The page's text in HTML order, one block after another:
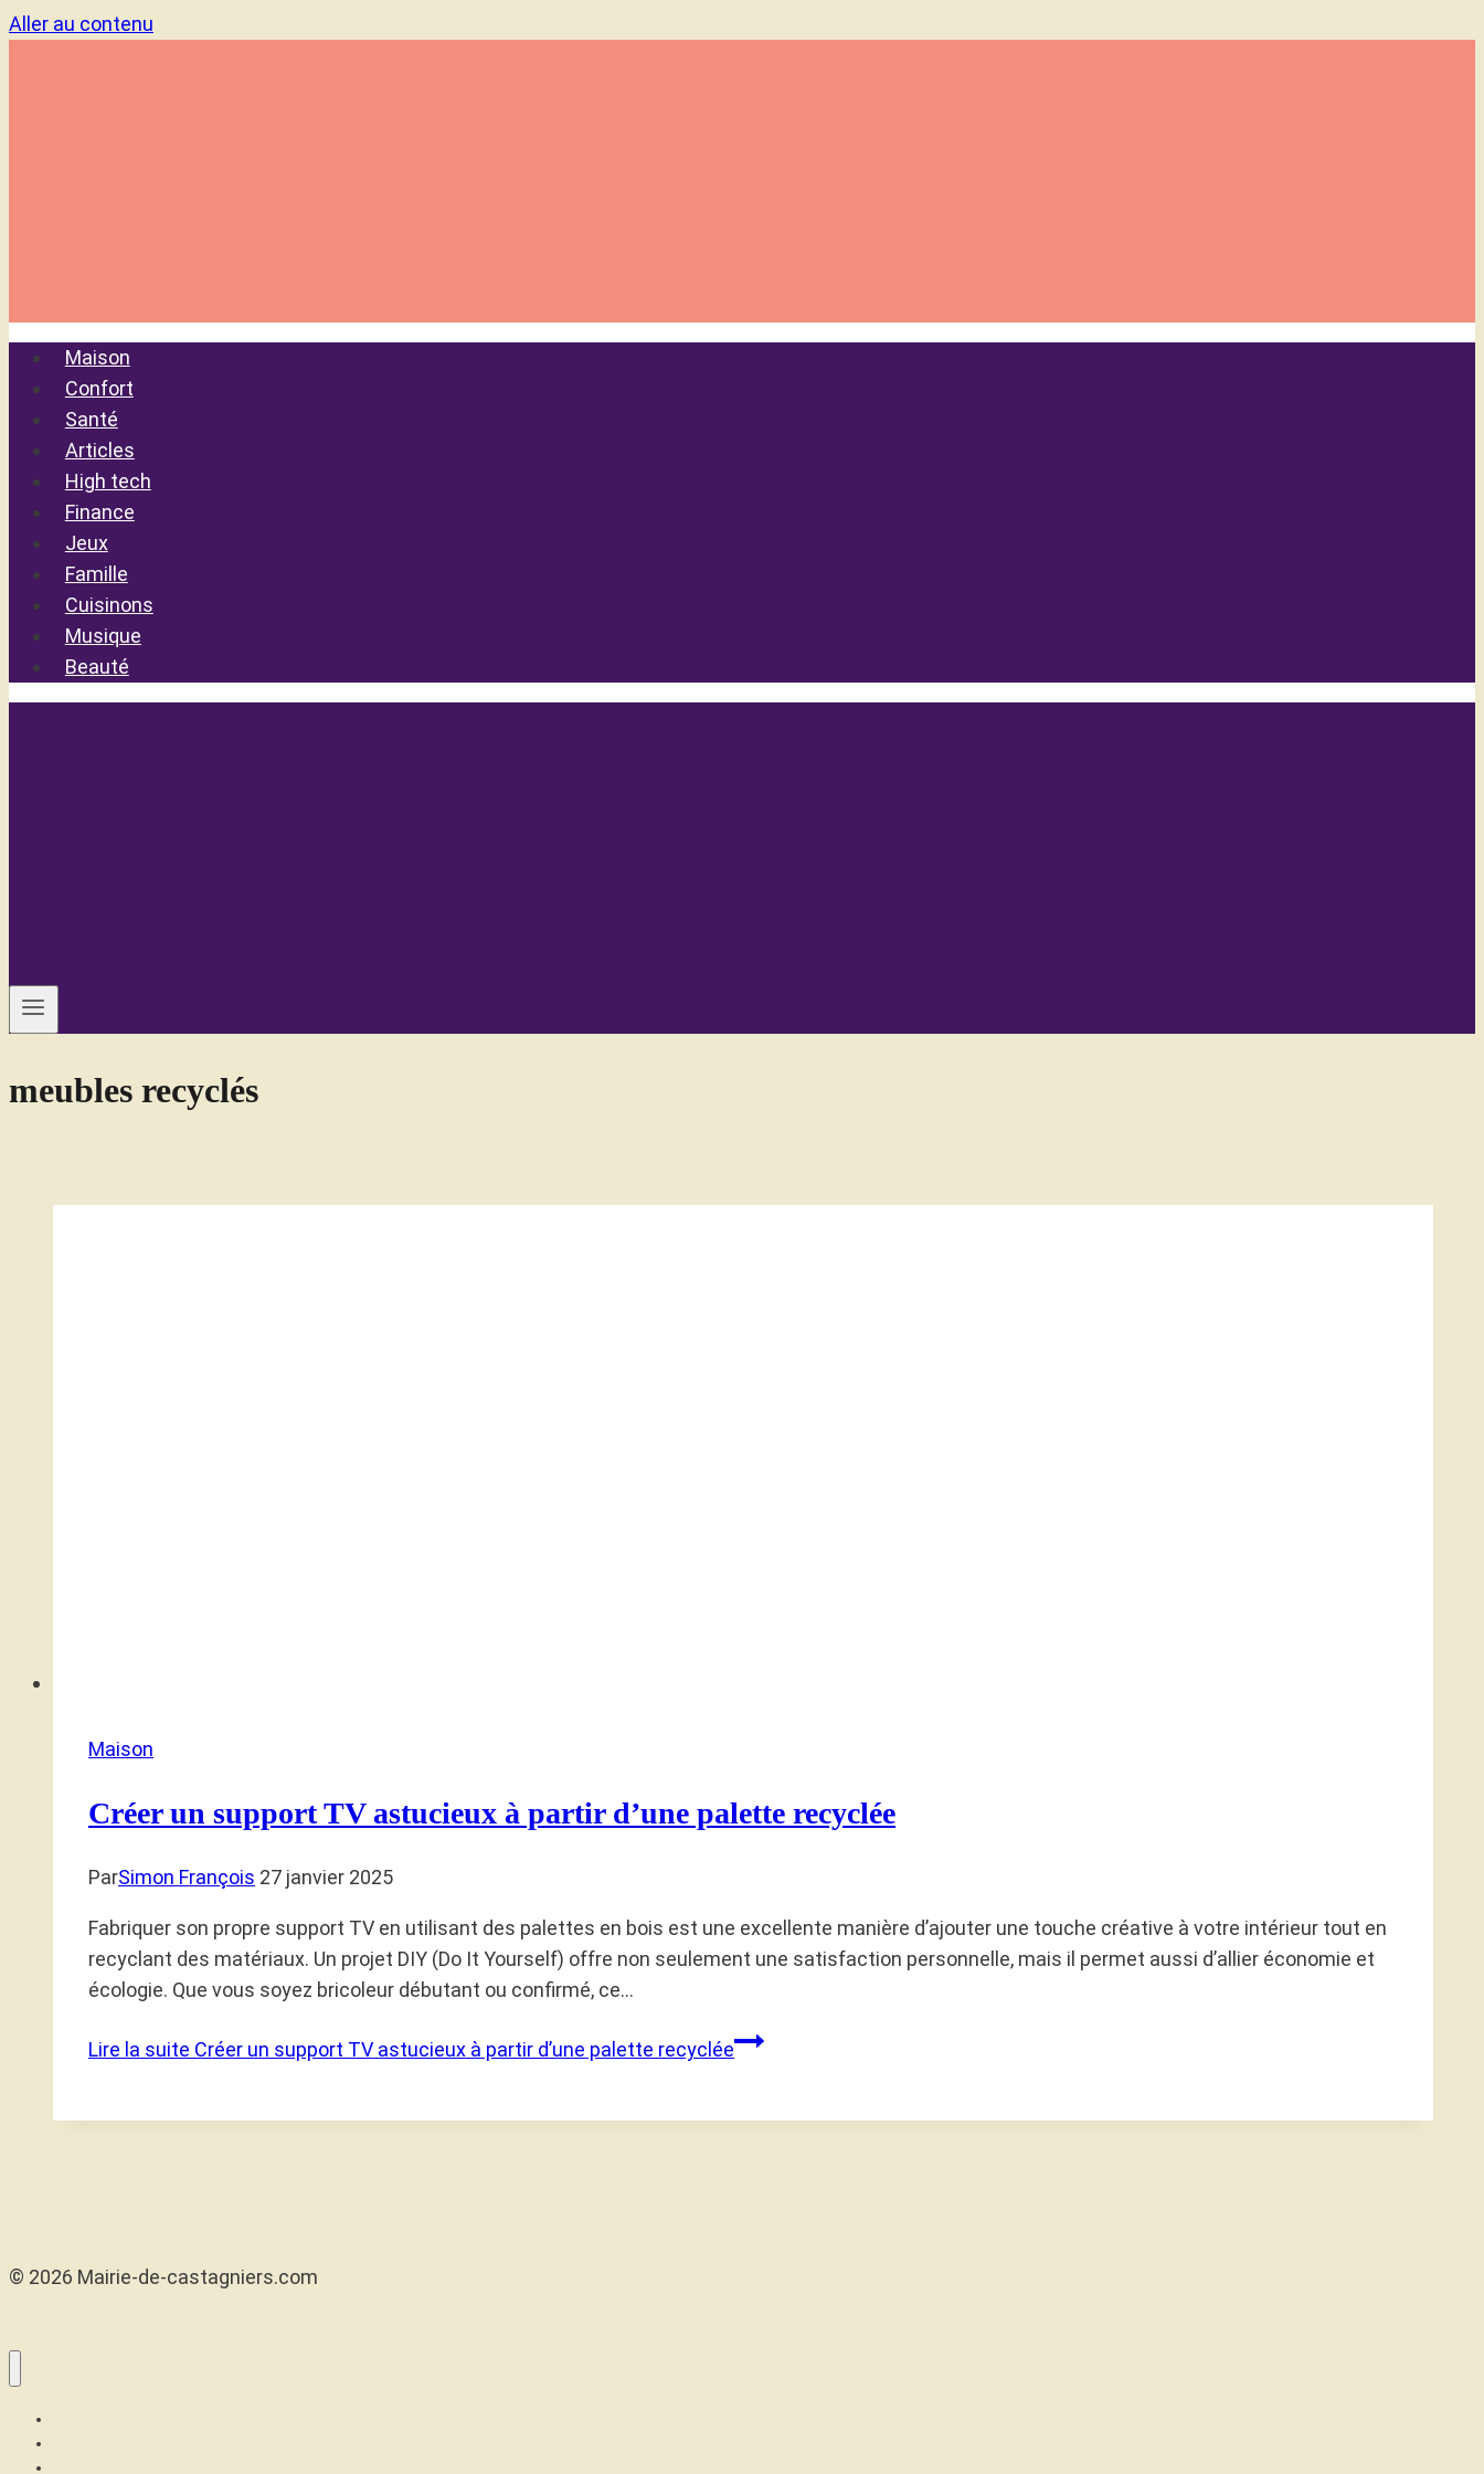
Aller au contenu
Maison
Confort
Santé
Articles
High tech
Finance
Jeux
Famille
Cuisinons
Musique
Beauté
meubles recyclés
Maison
Créer un support TV astucieux à partir d’une palette recyclée
ParSimon François 27 janvier 2025
Fabriquer son propre support TV en utilisant des palettes en bois est une excellente manière d’ajouter une touche créative à votre intérieur tout en
recyclant des matériaux. Un projet DIY (Do It Yourself) offre non seulement une satisfaction personnelle, mais il permet aussi d’allier économie et
écologie. Que vous soyez bricoleur débutant ou confirmé, ce…
Lire la suite Créer un support TV astucieux à partir d’une palette recyclée
© 2026 Mairie-de-castagniers.com